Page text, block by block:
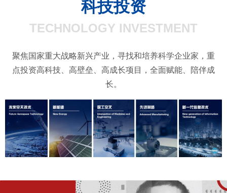
聚焦国家重大战略新兴产业，寻找和培养科学企业家，重
点投资高科技、高壁垒、高成长项目，全面赋能、陪伴成
长。
科技投资
TECHNOLOGY INVESTMENT